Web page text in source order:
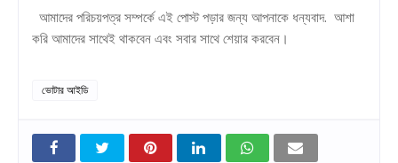
আমাদের পরিচয়পত্র সম্পর্কে এই পোস্ট পড়ার জন্য আপনাকে ধন্যবাদ. আশা
করি আমাদের সাথেই থাকবেন এবং সবার সাথে শেয়ার করবেন।
ভোটার আইডি